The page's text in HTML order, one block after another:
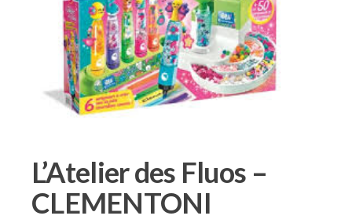
L’Atelier des Fluos –
CLEMENTONI